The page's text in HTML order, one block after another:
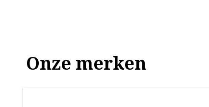
Onze merken